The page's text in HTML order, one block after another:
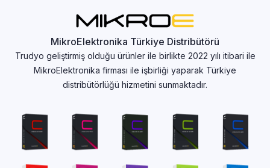
MikroElektronika Türkiye Distribütörü
Trudyo geliştirmiş olduğu ürünler ile birlikte 2022 yılı itibari ile
MikroElektronika firması ile işbirliği yaparak Türkiye
distribütörlüğü hizmetini sunmaktadır.